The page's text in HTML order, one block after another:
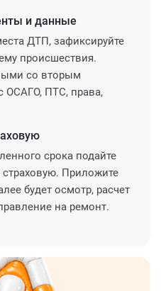
и данные
ДТП, зафиксируйте
происшествия.
со вторым
ОСАГО, ПТС, права,
срока подайте
Приложите
будет осмотр, расчет
на ремонт.